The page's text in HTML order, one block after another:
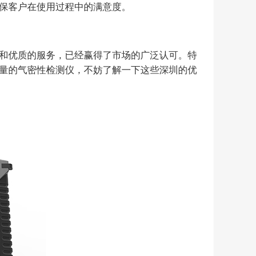
户在使用过程中的满意度。
优质的服务，已经赢得了市场的广泛认可。特
的气密性检测仪，不妨了解一下这些深圳的优